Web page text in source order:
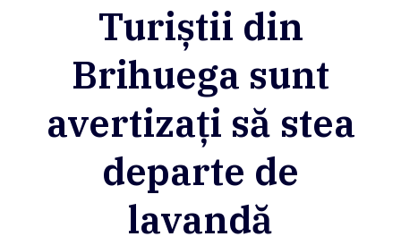
Turiștii din
Brihuega sunt
avertizați să stea
departe de
lavandă